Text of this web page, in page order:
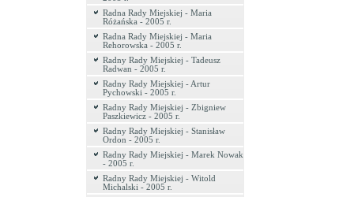
Radna Rady Miejskiej - Maria
Różańska - 2005 r.
Radna Rady Miejskiej - Maria
Rehorowska - 2005 r.
Radny Rady Miejskiej - Tadeusz
Radwan - 2005 r.
Radny Rady Miejskiej - Artur
Pychowski - 2005 r.
Radny Rady Miejskiej - Zbigniew
Paszkiewicz - 2005 r.
Radny Rady Miejskiej - Stanisław
Ordon - 2005 r.
Radny Rady Miejskiej - Marek Nowak
- 2005 r.
Radny Rady Miejskiej - Witold
Michalski - 2005 r.